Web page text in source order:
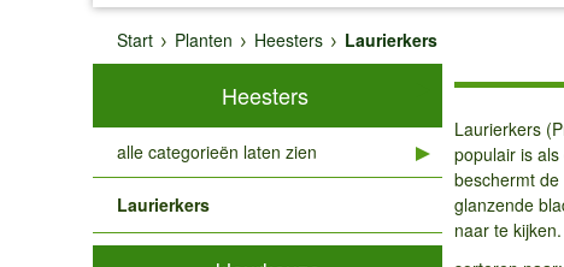
↓ ↓ ↓ ↓
Start
Planten Heesters Laurierkers
Laurierkers
populair is
beschermt
glanzende
naar te kijken.
Heesters
alle categorieën laten zien
Laurierkers